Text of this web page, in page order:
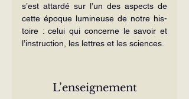
s’est attardé sur l’un des aspects de
cette époque lumineuse de notre his­
toire : celui qui concerne le savoir et
l’instruction, les lettres et les sciences.
L’enseignement